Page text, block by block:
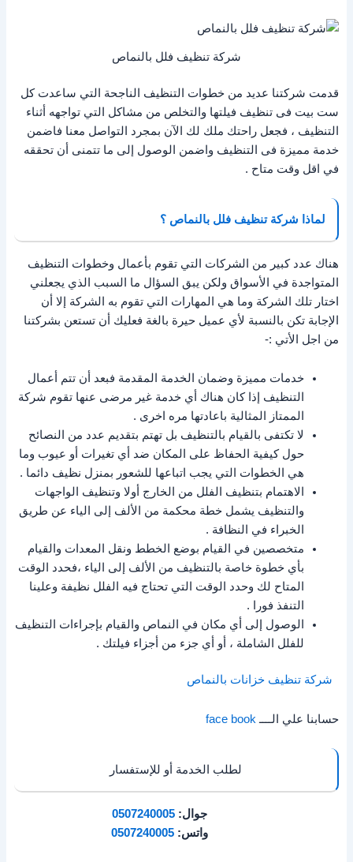
شركة تنظيف فلل بالنماص
قدمت شركتنا عديد من خطوات التنظيف الناجحة التي ساعدت كل
ست بيت فى تنظيف فيلتها والتخلص من مشاكل التي تواجهه أثناء
التنظيف ، فجعل راحتك ملك لك الآن بمجرد التواصل معنا فاضمن
خدمة مميزة فى التنظيف واضمن الوصول إلى ما تتمنى أن تحققه
في اقل وقت متاح .
لماذا شركة تنظيف فلل بالنماص ؟
هناك عدد كبير من الشركات التي تقوم بأعمال وخطوات التنظيف
المتواجدة في الأسواق ولكن يبق السؤال ما السبب الذي يجعلني
اختار تلك الشركة وما هي المهارات التي تقوم به الشركة إلا أن
الإجابة تكن بالنسبة لأي عميل حيرة بالغة فعليك أن تستعن بشركتنا
من اجل الأتي :-
خدمات مميزة وضمان الخدمة المقدمة فبعد أن تتم أعمال
التنظيف إذا كان هناك أي خدمة غير مرضى عنها تقوم شركة
الممتاز المثالية باعادتها مره اخرى .
لا تكتفى بالقيام بالتنظيف بل تهتم بتقديم عدد من النصائح
حول كيفية الحفاظ على المكان ضد أي تغيرات أو عيوب وما
هي الخطوات التي يجب اتباعها للشعور بمنزل نظيف دائما .
الاهتمام بتنظيف الفلل من الخارج أولا وتنظيف الواجهات
والتنظيف يشمل خطة محكمة من الألف إلى الياء عن طريق
الخبراء في النظافة .
متخصصين في القيام بوضع الخطط ونقل المعدات والقيام
بأي خطوة خاصة بالتنظيف من الألف إلى الياء ،فحدد الوقت
المتاح لك وحدد الوقت التي تحتاج فيه الفلل نظيفة وعلينا
التنفذ فورا .
الوصول إلى أي مكان في النماص والقيام بإجراءات التنظيف
للفلل الشاملة ، أو أي جزء من أجزاء فيلتك .
شركة تنظيف خزانات بالنماص
حسابنا علي الــــ face book
لطلب الخدمة أو للإستفسار
جوال:0507240005
واتس:0507240005